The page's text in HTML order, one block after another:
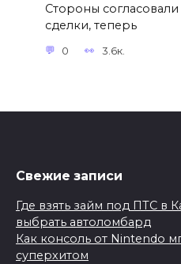
Стороны
сделки, теперь
0 3.6к.
Свежие записи
Где взять займ под ПТС в
выбрать автоломбард
Как консоль от Nintendo
суперхитом